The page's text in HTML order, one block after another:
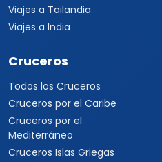
Viajes a Tailandia
Viajes a India
Cruceros
Todos los Cruceros
Cruceros por el Caribe
Cruceros por el
Mediterráneo
Cruceros Islas Griegas